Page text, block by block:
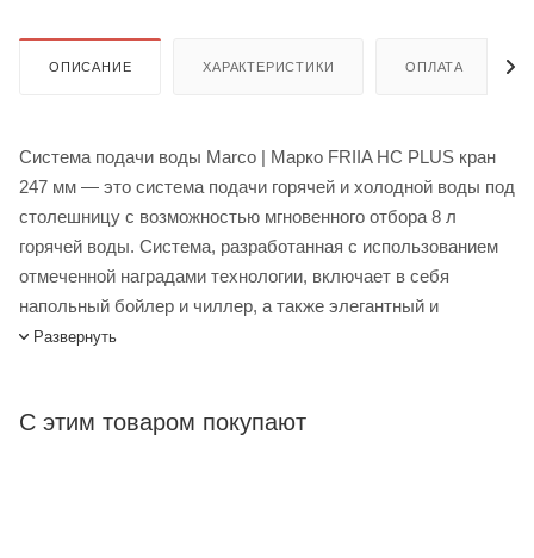
ОПИСАНИЕ ХАРАКТЕРИСТИКИ ОПЛАТА
Система подачи воды Marco | Марко FRIIA НС PLUS кран
247 мм — это система подачи горячей и холодной воды под
столешницу с возможностью мгновенного отбора 8 л
горячей воды. Система, разработанная с использованием
отмеченной наградами технологии, включает в себя
напольный бойлер и чиллер, а также элегантный и
стильный шрифт для столешницы. FRIIA HC Plus —
небольших кофеен. В комплект входит поддон для сбора
Развернуть
С этим товаром покупают